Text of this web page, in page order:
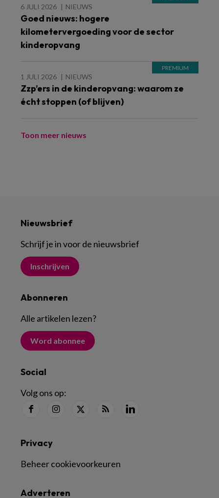
6 JULI 2026 NIEUWS
Goed nieuws: hogere
kilometervergoeding voor de sector
kinderopvang
1 JULI 2026 NIEUWS
Zzp’ers in de kinderopvang: waarom ze
écht stoppen (of blijven)
Toon meer nieuws
Nieuwsbrief
Schrijf je in voor de nieuwsbrief
Inschrijven
Abonneren
Alle artikelen lezen?
Word abonnee
Social
Volg ons op:
Adverteren
Privacy
Beheer cookievoorkeuren